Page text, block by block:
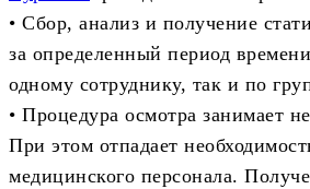
• Сбор, анализ и получение
за определенный период
одному сотруднику, так и по
• Процедура осмотра занимает
При этом отпадает
медицинского персонала.